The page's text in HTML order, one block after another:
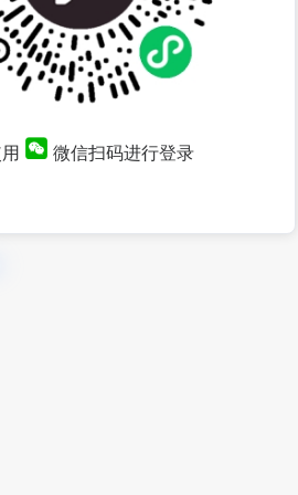
微信扫码进行登录